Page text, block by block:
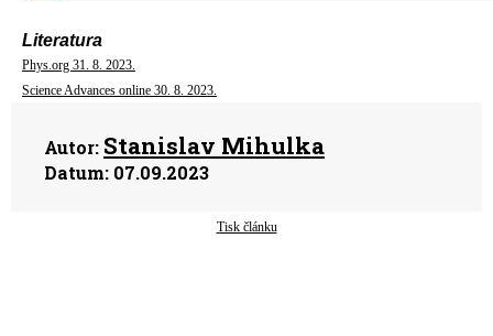
Literatura
Phys.org 31. 8. 2023.
Science Advances online 30. 8. 2023.
Autor: Stanislav Mihulka
Datum: 07.09.2023
Tisk článku